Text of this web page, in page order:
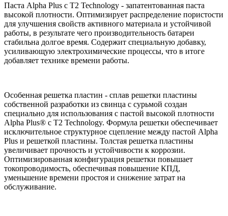
Паста Alpha Plus с T2 Technology - запатентованная паста
высокой плотности. Оптимизирует распределение пористости
для улучшения свойств активного материала и устойчивой
работы, в результате чего производительность батареи
стабильна долгое время. Содержит специальную добавку,
усиливающую электрохимические процессы, что в итоге
добавляет технике времени работы.
Особенная решетка пластин - сплав решетки пластины
собственной разработки из свинца с сурьмой создан
специально для использования с пастой высокой плотности
Alpha Plus® с T2 Technology. Формула решетки обеспечивает
исключительное структурное сцепление между пастой Alpha
Plus и решеткой пластины. Толстая решетка пластины
увеличивает прочность и устойчивости к коррозии.
Оптимизированная конфигурация решетки повышает
токопроводимость, обеспечивая повышение КПД,
уменьшение времени простоя и снижение затрат на
обслуживание.